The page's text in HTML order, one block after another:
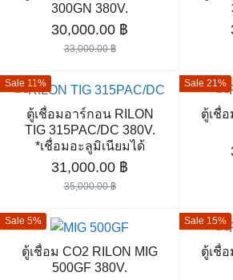
Search
for:
300GN 380V.
33,000.00฿
Original
price
33,000.00 ฿.
30,000.00 ฿
30,000.00 ฿.
Sale 11%
ตู้เชื่อมอาร์กอน RILON
TIG 315PAC/DC 380V.
*เชื่อมอะลูมิเนียมได้
35,000.00฿
Original
price
35,000.00 ฿.
31,000.00 ฿
31,000.00 ฿.
Sale 21%
ตู้เชื่อ
Sale 5%
ตู้เชื่อม CO2 RILON MIG
500GF 380V.
Sale 15%
ตู้เชื่อ